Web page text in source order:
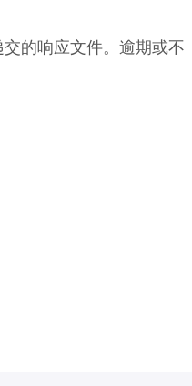
的响应文件。逾期或不